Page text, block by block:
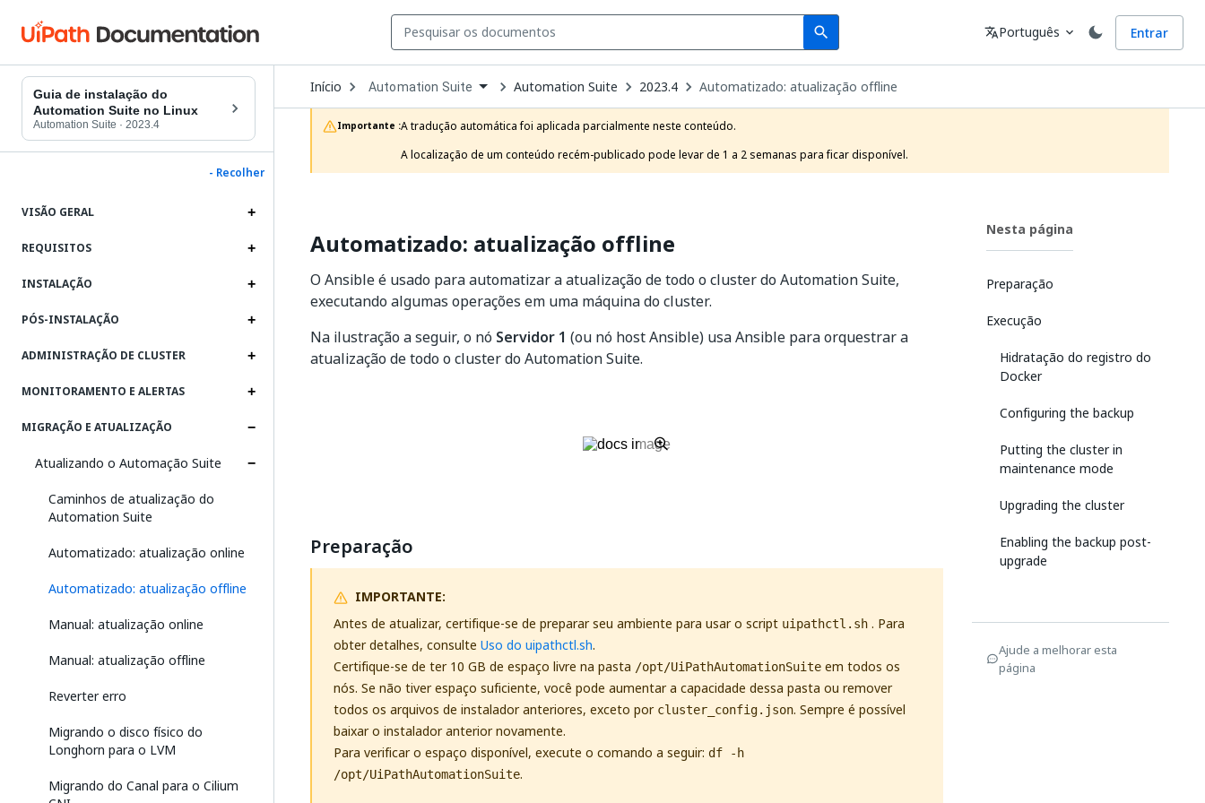
search
Search Idioma
translatePortuguês expand_more Entrar
Guia de instalação do
Automation Suite no Linux
Automation Suite · 2023.4
- Recolher
VISÃO GERAL
REQUISITOS
INSTALAÇÃO
PÓS-INSTALAÇÃO
ADMINISTRAÇÃO DE CLUSTER
MONITORAMENTO E ALERTAS
MIGRAÇÃO E ATUALIZAÇÃO
Atualizando o Automação Suite
Caminhos de atualização do
Automation Suite
Automatizado: atualização online
Automatizado: atualização offline
Manual: atualização online
Manual: atualização offline
Reverter erro
Migrando o disco físico do
Longhorn para o LVM
Migrando do Canal para o Cilium
Início Open
Dropdown
to
choose
product
Automation Suite Automation Suite 2023.4 Automatizado: atualização offline
Importante :A tradução automática foi aplicada parcialmente neste conteúdo.
A localização de um conteúdo recém-publicado pode levar de 1 a 2 semanas para ficar disponível.
Automatizado: atualização offline
O Ansible é usado para automatizar a atualização de todo o cluster do Automation Suite,
executando algumas operações em uma máquina do cluster.
Na ilustração a seguir, o nó Servidor 1 (ou nó host Ansible) usa Ansible para orquestrar a
atualização de todo o cluster do Automation Suite.
Preparação
IMPORTANTE:
Antes de atualizar, certifique-se de preparar seu ambiente para usar o script uipathctl.sh . Para
obter detalhes, consulte Uso do uipathctl.sh.
Certifique-se de ter 10 GB de espaço livre na pasta /opt/UiPathAutomationSuite em todos os
nós. Se não tiver espaço suficiente, você pode aumentar a capacidade dessa pasta ou remover
todos os arquivos de instalador anteriores, exceto por cluster_config.json. Sempre é possível
baixar o instalador anterior novamente.
Para verificar o espaço disponível, execute o comando a seguir: df -h
/opt/UiPathAutomationSuite.
Nesta página
Preparação
Execução
Hidratação do registro do
Docker
Configuring the backup
Putting the cluster in
maintenance mode
Upgrading the cluster
Enabling the backup post-
upgrade
Ajude a melhorar esta
página